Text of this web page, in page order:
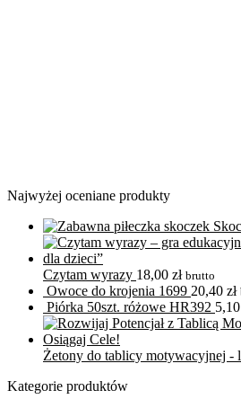
Najwyżej oceniane produkty
Czytam wyrazy 18,00 zł brutto
Owoce do krojenia 1699 20,40 zł
Piórka 50szt. różowe HR392 5,10
Żetony do tablicy motywacyjnej -
Kategorie produktów